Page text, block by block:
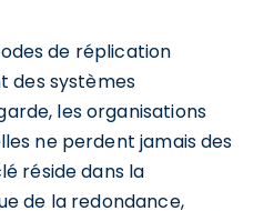
de réplication
des systèmes
les organisations
ne perdent jamais des
réside dans la
de la redondance,